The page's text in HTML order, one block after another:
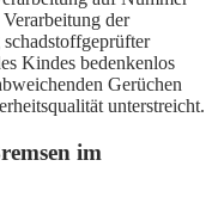
der
Kindes bedenkenlos
Gerüchen
unterstreicht.
im